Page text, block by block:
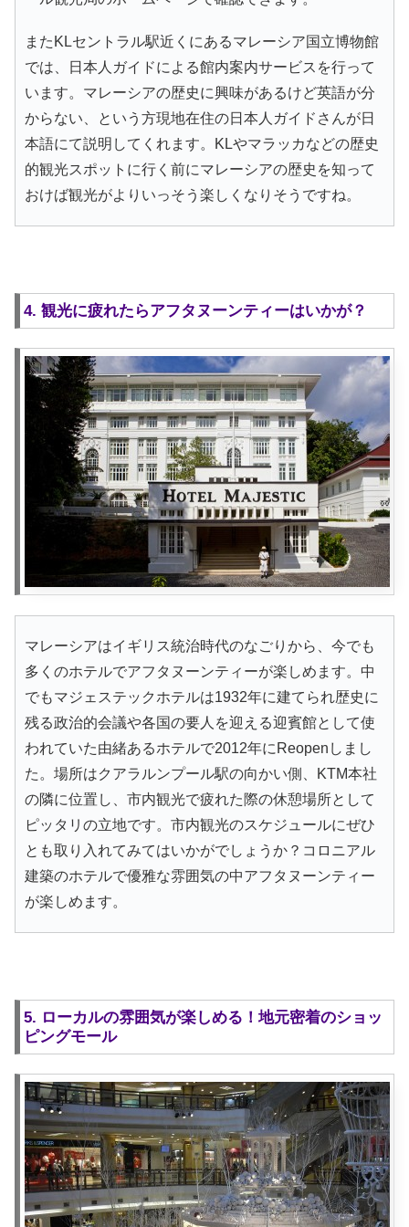
またKLセントラル駅近くにあるマレーシア国立博物館
では、日本人ガイドによる館内案内サービスを行って
います。マレーシアの歴史に興味があるけど英語が分
からない、という方現地在住の日本人ガイドさんが日
本語にて説明してくれます。KLやマラッカなどの歴史
的観光スポットに行く前にマレーシアの歴史を知って
おけば観光がよりいっそう楽しくなりそうですね。
4. 観光に疲れたらアフタヌーンティーはいかが？
マレーシアはイギリス統治時代のなごりから、今でも
多くのホテルでアフタヌーンティーが楽しめます。中
でもマジェステックホテルは1932年に建てられ歴史に
残る政治的会議や各国の要人を迎える迎賓館として使
われていた由緒あるホテルで2012年にReopenしまし
た。場所はクアラルンプール駅の向かい側、KTM本社
の隣に位置し、市内観光で疲れた際の休憩場所として
ピッタリの立地です。市内観光のスケジュールにぜひ
とも取り入れてみてはいかがでしょうか？コロニアル
建築のホテルで優雅な雰囲気の中アフタヌーンティー
が楽しめます。
5. ローカルの雰囲気が楽しめる！地元密着のショッ
ピングモール